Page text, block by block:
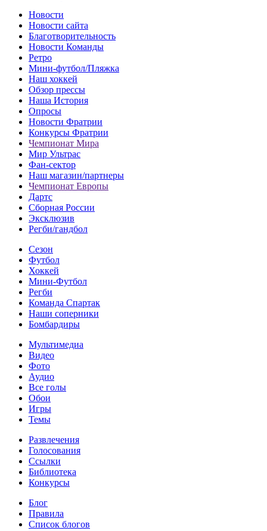
Новости
Новости сайта
Благотворительность
Новости Команды
Ретро
Мини-футбол/Пляжка
Наш хоккей
Обзор прессы
Наша История
Опросы
Новости Фратрии
Конкурсы Фратрии
Чемпионат Мира
Мир Ультрас
Фан-cектор
Наш магазин/партнеры
Чемпионат Европы
Дартс
Сборная России
Эксклюзив
Регби/гандбол
Сезон
Футбол
Хоккей
Мини-Футбол
Регби
Команда Спартак
Наши соперники
Бомбардиры
Мультимедиа
Видео
Фото
Аудио
Все голы
Обои
Игры
Темы
Развлечения
Голосования
Ссылки
Библиотека
Конкурсы
Блог
Правила
Список блогов